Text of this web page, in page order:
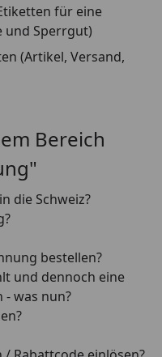
für eine
und Sperrgut)
(Artikel, Versand,
Bereich
die Schweiz?
bestellen?
und dennoch eine
was nun?